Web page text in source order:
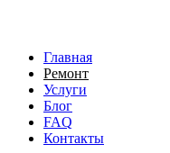
Главная
Ремонт
Услуги
Блог
FAQ
Контакты